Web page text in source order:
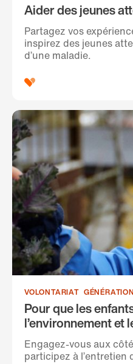
Aider des jeunes
Partagez vos
inspirez des jeunes
d’une maladie.
VOLONTARIAT
Pour que les
l’environnement et
Engagez-vous aux
participez à l’entretien